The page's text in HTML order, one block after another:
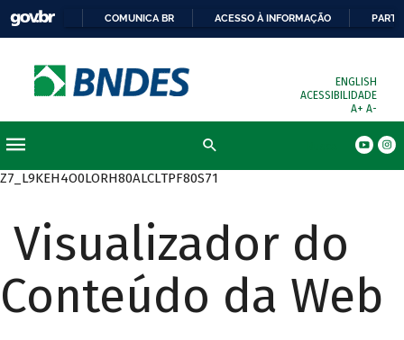
COMUNICA BR ACESSO À INFORMAÇÃO
ENGLISH
ACESSIBILIDADE
A+ A-
Z7_L9KEH4O0LORH80ALCLTPF80S71
Visualizador do
Conteúdo da Web